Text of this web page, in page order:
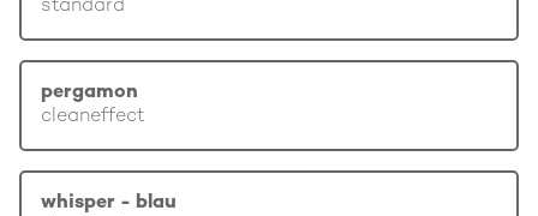
standard
pergamon
cleaneffect
whisper - blau